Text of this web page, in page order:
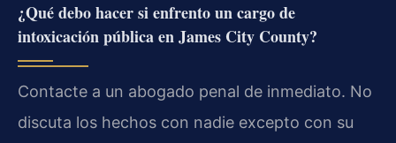
¿Qué debo hacer si enfrento un cargo de
intoxicación pública en James City County?
Contacte a un abogado penal de inmediato. No
discuta los hechos con nadie excepto con su